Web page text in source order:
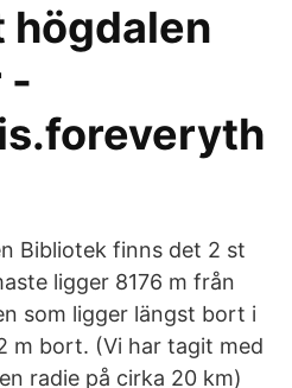
högdalen
-
Bibliotek finns det 2 st
ligger 8176 m från
som ligger längst bort i
m bort. (Vi har tagit med
radie på cirka 20 km)